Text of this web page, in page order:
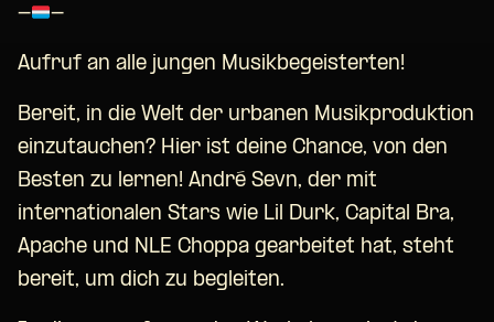
- -
Aufruf an alle jungen Musikbegeisterten!
Bereit, in die Welt der urbanen Musikproduktion
einzutauchen? Hier ist deine Chance, von den
Besten zu lernen! André Sevn, der mit
internationalen Stars wie Lil Durk, Capital Bra,
Apache und NLE Choppa gearbeitet hat, steht
bereit, um dich zu begleiten.